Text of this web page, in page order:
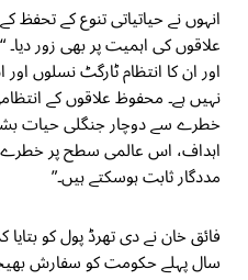
انہوں نے حیاتیاتی تنوع کے تحفظ
علاقوں کی اہمیت پر بھی زور
اور ان کا انتظام ٹارگٹ نسلوں
نہیں ہے۔ محفوظ علاقوں کے
خطرے سے دوچار جنگلی حیات
اہداف، اس عالمی سطح پر
مددگار ثابت ہوسکتے ہیں۔”
فائق خان نے دی تھرڈ پول کو
سال پہلے حکومت کو سفارش